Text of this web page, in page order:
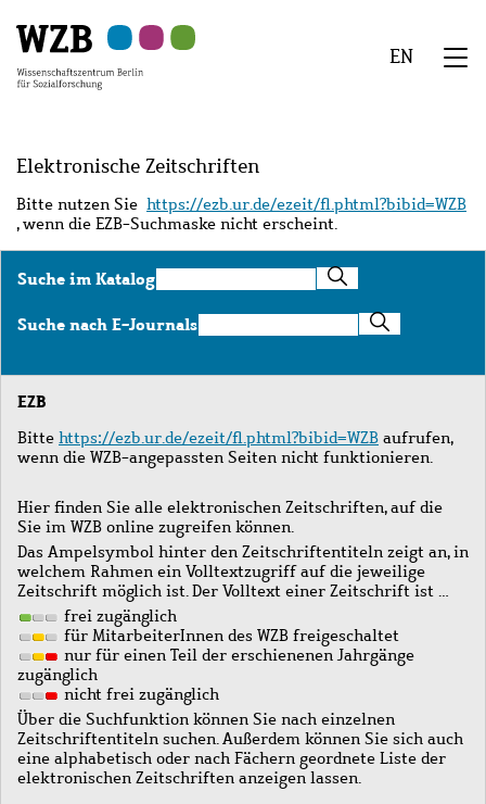
Hauptinhalt
springen
Navigation
springen
Suche
springen
Sekundärnavigation
springen
Fußzeile
springen
EN
Elektronische Zeitschriften
Bitte nutzen Sie https://ezb.ur.de/ezeit/fl.phtml?bibid=WZB
, wenn die EZB-Suchmaske nicht erscheint.
Suche im KatalogSuche
im
Katalog
Suche nach E-JournalsSuche
nach
Journals
EZB
Bitte https://ezb.ur.de/ezeit/fl.phtml?bibid=WZB aufrufen,
wenn die WZB-angepassten Seiten nicht funktionieren.
Hier finden Sie alle elektronischen Zeitschriften, auf die
Sie im WZB online zugreifen können.
Das Ampelsymbol hinter den Zeitschriftentiteln zeigt an, in
welchem Rahmen ein Volltextzugriff auf die jeweilige
Zeitschrift möglich ist. Der Volltext einer Zeitschrift ist …
frei zugänglich
für MitarbeiterInnen des WZB freigeschaltet
nur für einen Teil der erschienenen Jahrgänge
zugänglich
nicht frei zugänglich
Über die Suchfunktion können Sie nach einzelnen
Zeitschriftentiteln suchen. Außerdem können Sie sich auch
eine alphabetisch oder nach Fächern geordnete Liste der
elektronischen Zeitschriften anzeigen lassen.